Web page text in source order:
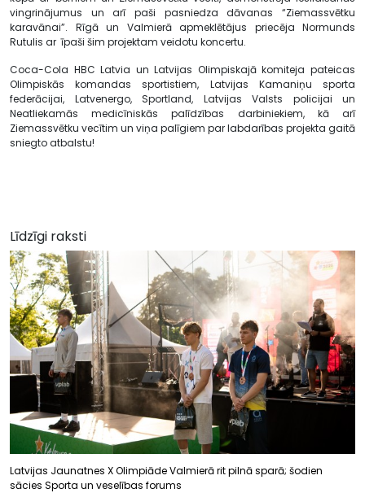
vingrinājumus un arī paši pasniedza dāvanas “Ziemassvētku
karavānai”. Rīgā un Valmierā apmeklētājus priecēja Normunds
Rutulis ar īpaši šim projektam veidotu koncertu.
Coca-Cola HBC Latvia un Latvijas Olimpiskajā komiteja pateicas
Olimpiskās komandas sportistiem, Latvijas Kamaniņu sporta
federācijai, Latvenergo, Sportland, Latvijas Valsts policijai un
Neatliekamās medicīniskās palīdzības darbiniekiem, kā arī
Ziemassvētku vecītim un viņa palīgiem par labdarības projekta gaitā
sniegto atbalstu!
Līdzīgi raksti
Latvijas Jaunatnes X Olimpiāde Valmierā rit pilnā sparā; šodien
sācies Sporta un veselības forums